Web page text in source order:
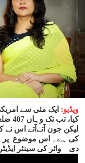
ویڈیو: ایک مئی سے
لیکن جون آتےآتے اس
کی ہے۔ اس موضوع پر
دی وائر کی سینئر